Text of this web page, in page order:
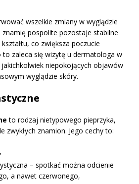
wszelkie zmiany w wyglądzie
znamię pospolite pozostaje stabilne
co zwiększa poczucie
zaleca się wizytę u dermatologa w
niepokojących objawów
wyglądzie skóry.
to rodzaj nietypowego pieprzyka,
zwykłych znamion. Jego cechy to:
– spotkać można odcienie
a nawet czerwonego,